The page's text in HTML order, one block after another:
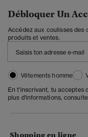
Débloquer Un
Accédez aux coulisses des
produits et ventes.
Vêtements homme
En t'inscrivant, tu acceptes
plus d'informations,
Shopping en ligne